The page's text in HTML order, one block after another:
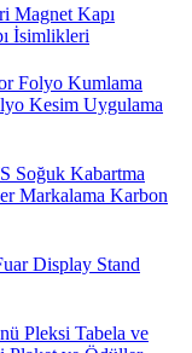
Magnet Kapı
İsimlikleri
Folyo Kumlama
Kesim Uygulama
Soğuk Kabartma
Markalama Karbon
Display Stand
Pleksi Tabela ve